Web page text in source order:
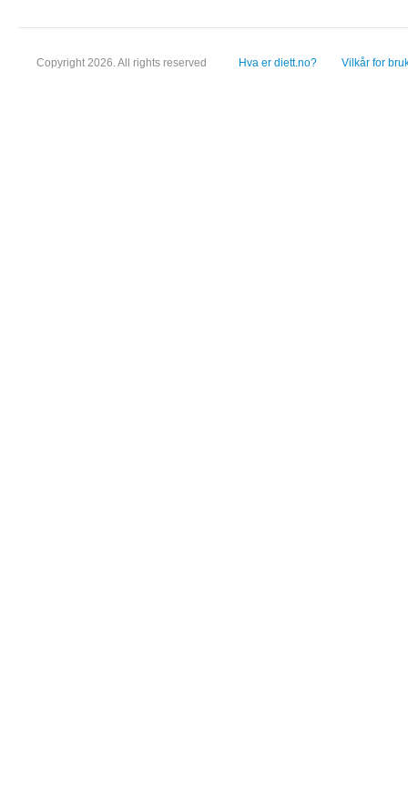
Copyright 2026. All rights reserved Hva er diett.no? Vilkår for